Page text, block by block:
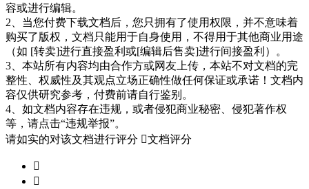
容或进行编辑。
2、当您付费下载文档后，您只拥有了使用权限，并不意味着
购买了版权，文档只能用于自身使用，不得用于其他商业用途
（如 [转卖]进行直接盈利或[编辑后售卖]进行间接盈利）。
3、本站所有内容均由合作方或网友上传，本站不对文档的完
整性、权威性及其观点立场正确性做任何保证或承诺！文档内
容仅供研究参考，付费前请自行鉴别。
4、如文档内容存在违规，或者侵犯商业秘密、侵犯著作权
等，请点击“违规举报”。
请如实的对该文档进行评分 文档评分

